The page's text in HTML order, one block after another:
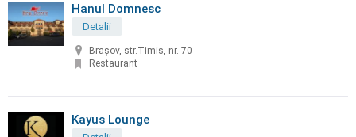
Hanul Domnesc
Detalii
Brașov, str.Timis, nr. 70
Restaurant
Kayus Lounge